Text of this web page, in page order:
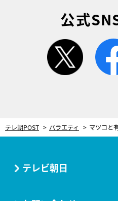
公式
twitter
テレ朝POST バラエティ
テレビ朝日